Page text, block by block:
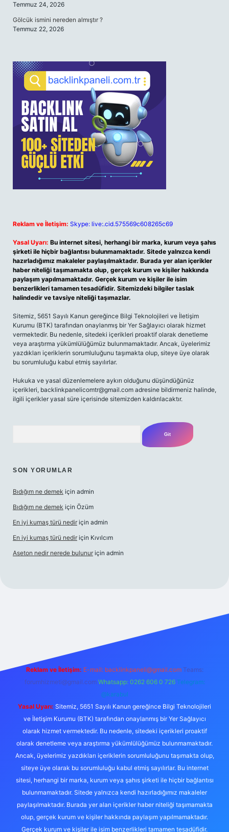
Temmuz 24, 2026
Gölcük ismini nereden almıştır ?
Temmuz 22, 2026
Reklam ve İletişim: Skype: live:.cid.575569c608265c69
Yasal Uyarı: Bu internet sitesi, herhangi bir marka, kurum veya şahıs
şirketi ile hiçbir bağlantısı bulunmamaktadır. Sitede yalnızca kendi
hazırladığımız makaleler paylaşılmaktadır. Burada yer alan içerikler
haber niteliği taşımamakta olup, gerçek kurum ve kişiler hakkında
paylaşım yapılmamaktadır. Gerçek kurum ve kişiler ile isim
benzerlikleri tamamen tesadüfidir. Sitemizdeki bilgiler taslak
halindedir ve tavsiye niteliği taşımazlar.
Sitemiz, 5651 Sayılı Kanun gereğince Bilgi Teknolojileri ve İletişim
Kurumu (BTK) tarafından onaylanmış bir Yer Sağlayıcı olarak hizmet
vermektedir. Bu nedenle, sitedeki içerikleri proaktif olarak denetleme
veya araştırma yükümlülüğümüz bulunmamaktadır. Ancak, üyelerimiz
yazdıkları içeriklerin sorumluluğunu taşımakta olup, siteye üye olarak
bu sorumluluğu kabul etmiş sayılırlar.
Hukuka ve yasal düzenlemelere aykırı olduğunu düşündüğünüz
içerikleri, backlinkpanelicomtr@gmail.com adresine bildirmeniz halinde,
ilgili içerikler yasal süre içerisinde sitemizden kaldırılacaktır.
SON YORUMLAR
Bıdığım ne demek için admin
Bıdığım ne demek için Özüm
En iyi kumaş türü nedir için admin
En iyi kumaş türü nedir için Kıvılcım
Aseton nedir nerede bulunur için admin
Reklam ve İletişim: E-mail: backlinkpaneli@gmail.com Teams:
forumhizmeti@gmail.com Whatsapp: 0262 606 0 726 Telegram:
@karabul
Yasal Uyarı: Sitemiz, 5651 Sayılı Kanun gereğince Bilgi Teknolojileri
ve İletişim Kurumu (BTK) tarafından onaylanmış bir Yer Sağlayıcı
olarak hizmet vermektedir. Bu nedenle, sitedeki içerikleri proaktif
olarak denetleme veya araştırma yükümlülüğümüz bulunmamaktadır.
Ancak, üyelerimiz yazdıkları içeriklerin sorumluluğunu taşımakta olup,
siteye üye olarak bu sorumluluğu kabul etmiş sayılırlar. Bu internet
sitesi, herhangi bir marka, kurum veya şahıs şirketi ile hiçbir bağlantısı
bulunmamaktadır. Sitede yalnızca kendi hazırladığımız makaleler
paylaşılmaktadır. Burada yer alan içerikler haber niteliği taşımamakta
olup, gerçek kurum ve kişiler hakkında paylaşım yapılmamaktadır.
Gerçek kurum ve kişiler ile isim benzerlikleri tamamen tesadüfidir.